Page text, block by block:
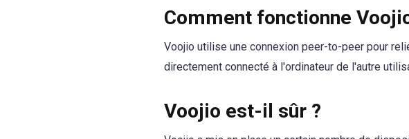
Comment fonctionne
Voojio utilise une connexion peer-to-peer pour
directement connecté à l'ordinateur de l'autre
Voojio est-il sûr ?